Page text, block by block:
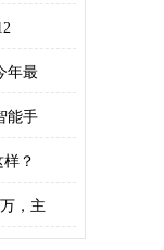
年最
能手
？
，主